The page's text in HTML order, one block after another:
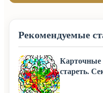
Рекомендуемые
Карточные
стареть.